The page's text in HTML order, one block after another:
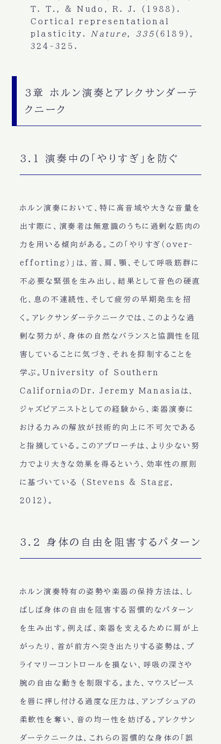
T. T., & Nudo, R. J. (1988).
Cortical representational
plasticity.
Nature , 335 (6189),
324-325.
3章 ホルン演奏とアレクサンダーテ
クニーク
3.1 演奏中の「やりすぎ」を防ぐ
ホルン演奏において、特に高音域や大きな音量を
出す際に、演奏者は無意識のうちに過剰な筋肉の
力を用いる傾向がある。この「やりすぎ（over-
efforting）」は、首、肩、顎、そして呼吸筋群に
不必要な緊張を生み出し、結果として音色の硬直
化、息の不連続性、そして疲労の早期発生を招
く。アレクサンダーテクニークでは、このような過
剰な努力が、身体の自然なバランスと協調性を阻
害していることに気づき、それを抑制することを
学ぶ。University of Southern
CaliforniaのDr. Jeremy Manasiaは、
ジャズピアニストとしての経験から、楽器演奏に
おける力みの解放が技術的向上に不可欠である
と指摘している。このアプローチは、より少ない努
力でより大きな効果を得るという、効率性の原則
に基づいている (Stevens & Stagg,
2012)。
3.2 身体の自由を阻害するパターン
ホルン演奏特有の姿勢や楽器の保持方法は、し
ばしば身体の自由を阻害する習慣的なパターン
を生み出す。例えば、楽器を支えるために肩が上
がったり、首が前方へ突き出たりする姿勢は、プ
ライマリーコントロールを損ない、呼吸の深さや
腕の自由な動きを制限する。また、マウスピース
を唇に押し付ける過度な圧力は、アンブシュアの
柔軟性を奪い、音の均一性を妨げる。アレクサン
ダーテクニークは、これらの習慣的な身体の「誤